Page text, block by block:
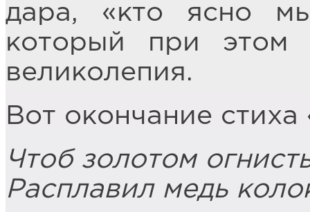
дара, «кто ясно
который при этом
великолепия.
Вот окончание стиха
Чтоб золотом
Расплавил медь